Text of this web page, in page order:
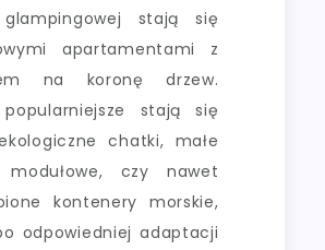
stają się
apartamentami z
na koronę drzew.
stają się
chatki, małe
modułowe, czy nawet
kontenery morskie,
odpowiedniej adaptacji